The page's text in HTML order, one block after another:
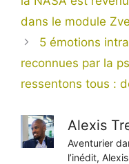
dans le module
5 émotions
reconnues par la
ressentons tous :
Alexis
Aventurier
l’inédit,